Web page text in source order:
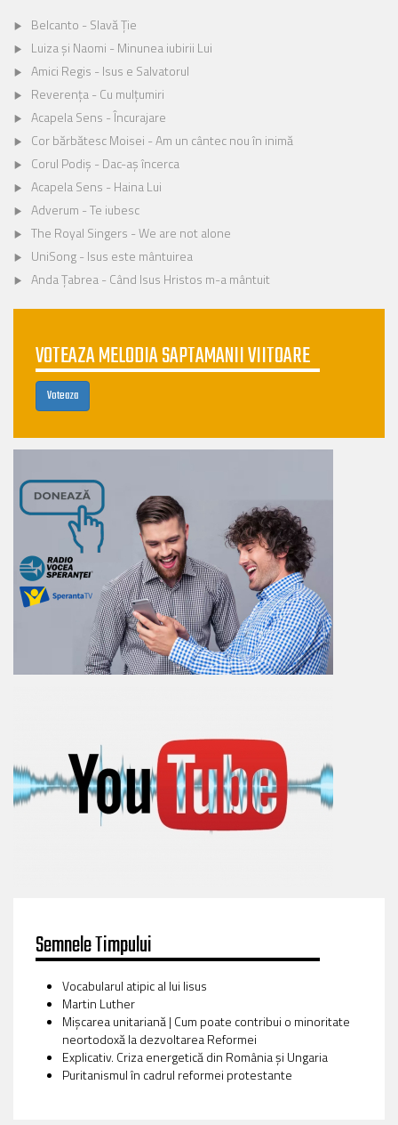
Belcanto - Slavă Ție
Luiza și Naomi - Minunea iubirii Lui
Amici Regis - Isus e Salvatorul
Reverența - Cu mulțumiri
Acapela Sens - Încurajare
Cor bărbătesc Moisei - Am un cântec nou în inimă
Corul Podiș - Dac-aș încerca
Acapela Sens - Haina Lui
Adverum - Te iubesc
The Royal Singers - We are not alone
UniSong - Isus este mântuirea
Anda Țabrea - Când Isus Hristos m-a mântuit
VOTEAZA MELODIA SAPTAMANII VIITOARE
Voteaza
Semnele Timpului
Vocabularul atipic al lui Iisus
Martin Luther
Mișcarea unitariană | Cum poate contribui o minoritate
neortodoxă la dezvoltarea Reformei
Explicativ. Criza energetică din România și Ungaria
Puritanismul în cadrul reformei protestante